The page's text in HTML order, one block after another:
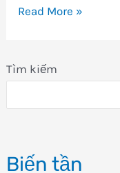
Tìm kiếm
Biến tần
cảm
cận
N/TL-
Read More »